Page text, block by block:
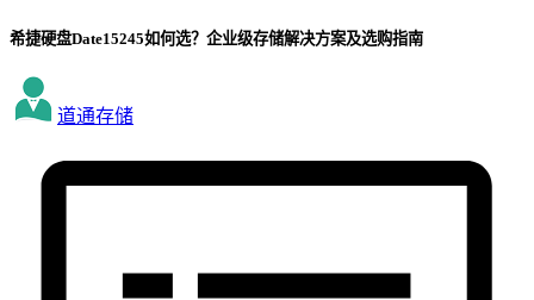
希捷硬盘Date15245如何选？企业级存储解决方案及选购指南
道通存储